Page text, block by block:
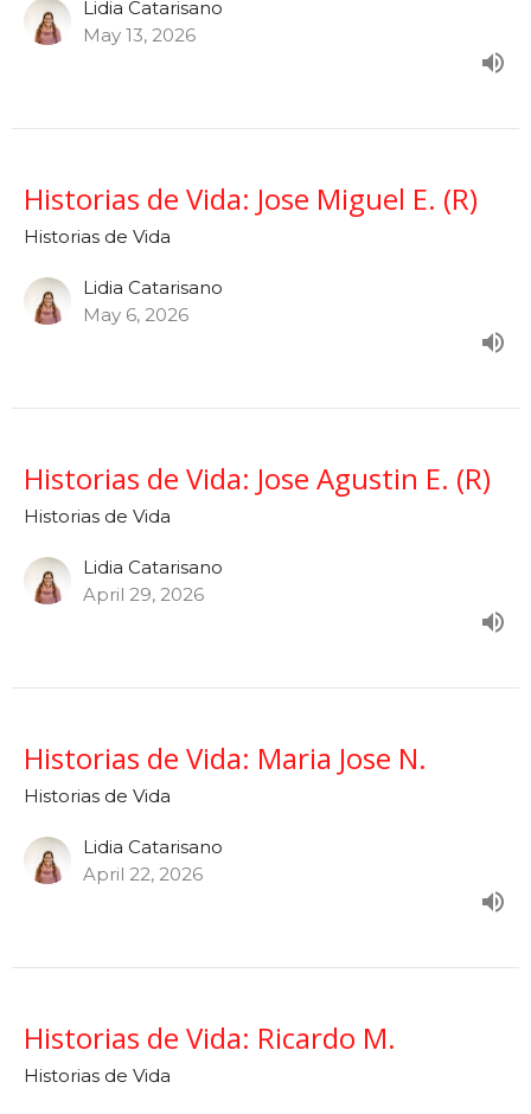
Lidia Catarisano
May 13, 2026
Historias de Vida: Jose Miguel E. (R)
Historias de Vida
Lidia Catarisano
May 6, 2026
Historias de Vida: Jose Agustin E. (R)
Historias de Vida
Lidia Catarisano
April 29, 2026
Historias de Vida: Maria Jose N.
Historias de Vida
Lidia Catarisano
April 22, 2026
Historias de Vida: Ricardo M.
Historias de Vida